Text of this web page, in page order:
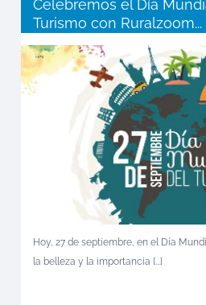
Celebremos el Día
Turismo con Ruralzoom...
Hoy, 27 de septiembre, en el Día
la belleza y la importancia [...]